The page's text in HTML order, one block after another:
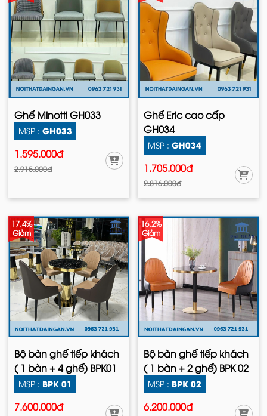
Ghế Minotti GH033
MSP : GH033
1.595.000đ
2.915.000đ
Ghế Eric cao cấp
GH034
MSP : GH034
1.705.000đ
2.816.000đ
17.4%
Giảm
Bộ bàn ghế tiếp khách
( 1 bàn + 4 ghế) BPK01
MSP : BPK 01
7.600.000đ
16.2%
Giảm
Bộ bàn ghế tiếp khách
( 1 bàn + 2 ghế) BPK 02
MSP : BPK 02
6.200.000đ